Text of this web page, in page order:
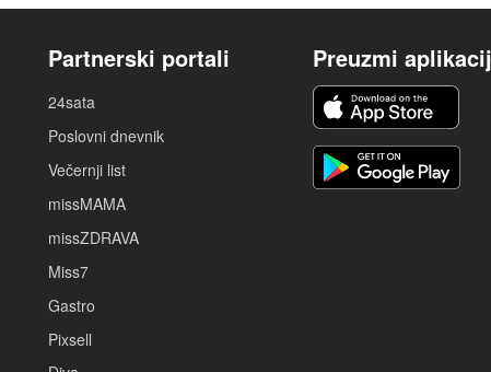
Partnerski portali
24sata
Poslovni dnevnik
Večernji list
missMAMA
missZDRAVA
Miss7
Gastro
Pixsell
Preuzmi